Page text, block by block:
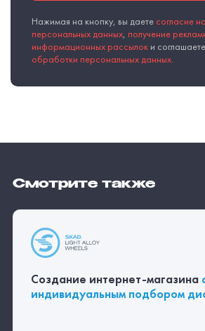
Нажимая на кнопку, вы даете согласие
персональных данных, получение
информационных рассылок и
обработки персональных данных.
Смотрите также
Создание интернет-магазина
индивидуальным подбором